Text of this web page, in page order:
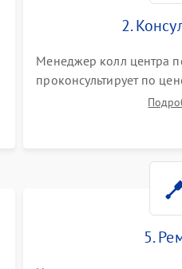
2.
Менеджер колл центра
проконсультирует по
парогенератора а также
5.